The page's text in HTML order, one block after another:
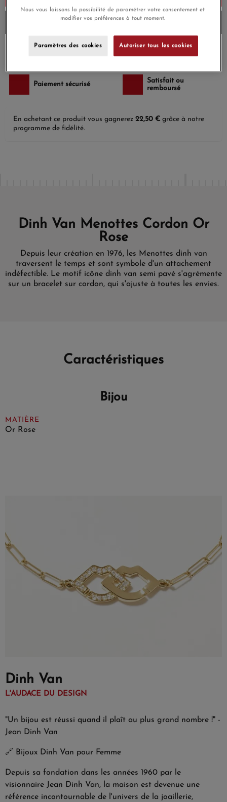
Envoi en moins de 24 heures
Paiement sécurisé
Satisfait ou
remboursé
En achetant ce produit vous gagnerez 22,50 € grâce à notre
programme de fidélité.
Dinh Van Menottes Cordon Or
Rose
Depuis leur création en 1976, les Menottes dinh van
traversent le temps et sont symbole d'un attachement
indéfectible. Le motif icône dinh van semi pavé s'agrémente
sur un bracelet sur cordon, qui s'ajuste à toutes les envies.
Caractéristiques
Bijou
MATIÈRE
Or Rose
Dinh Van
L'AUDACE DU DESIGN
"Un bijou est réussi quand il plaît au plus grand nombre !" -
Jean Dinh Van
🔗 Bijoux Dinh Van pour Femme
Depuis sa fondation dans les années 1960 par le
visionnaire Jean Dinh Van, la maison est devenue une
référence incontournable de l'univers de la joaillerie,
Nous vous laissons la possibilité de paramétrer votre consentement et
modifier vos préférences à tout moment.
Paramètres des cookies Autoriser tous les cookies